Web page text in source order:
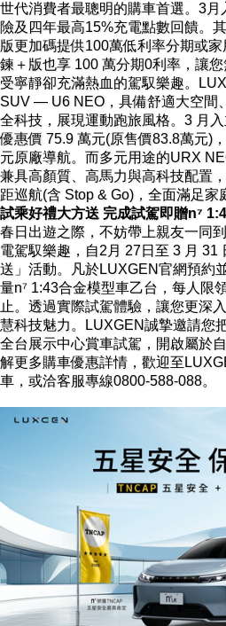
世代消費者最聰明的購車首選。3月
險及四年最高15%充電點數回饋。
版更加碼提供100萬低利率分期或
鍊＋版也享 100 萬分期0利率，讓
受寧靜卻充滿熱血的駕馭樂趣。
SUV — U6 NEO，具備舒適大空間
全科技，展現運動跑旅風格。3 月
優惠價 75.9 萬元(原售價83.8萬元)
元原廠導航。而多元用途的URX
兼具高顏質、高馬力與高科技配置
距巡航(含 Stop & Go)，全面滿足家
試乘好禮大方送 完成試駕即贈n⁷
春日出遊之際，不妨帶上親友一同
電駕馭樂趣，自2月 27日至 3 月 31
送」活動。凡於LUXGEN官網預約
量n⁷ 1:43合金模型車乙台，每人限
止。透過實際試駕體驗，讓您更深
慧科技魅力。LUXGEN誠摯邀請您
全台展示中心賞車試駕，開啟屬於
解更多購車優惠詳情，歡迎至
車，或洽客服專線0800-588-088。